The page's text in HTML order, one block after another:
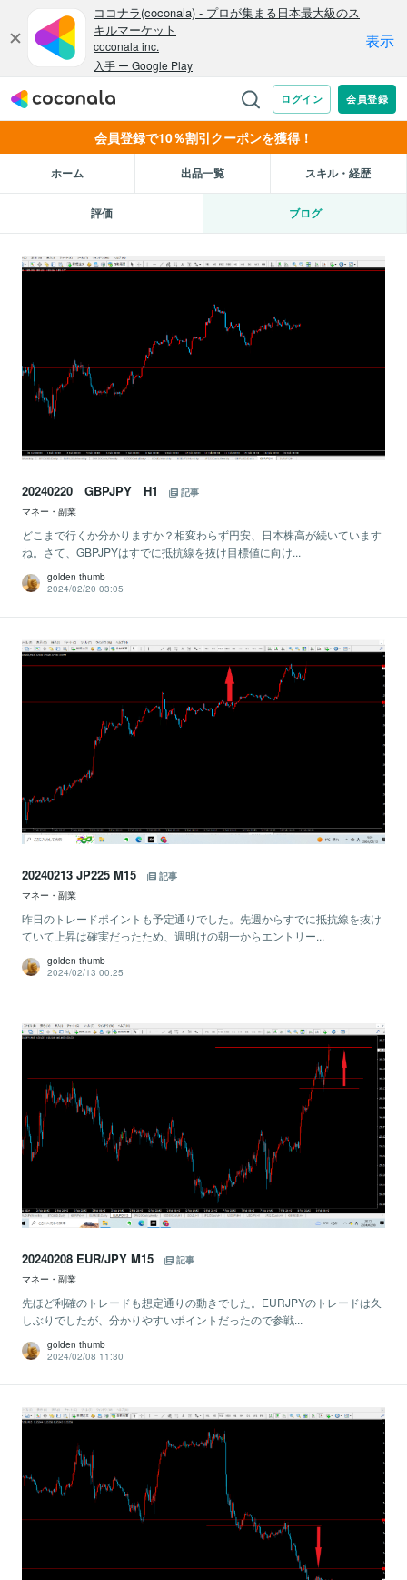
会員登録で10％割引クーポンを獲得！
ホーム 出品一覧 スキル・経歴
評価 ブログ
20240220 GBPJPY H1
記事
マネー・副業
どこまで行くか分かりますか？相変わらず円安、日本株高が続いています
ね。さて、GBPJPYはすでに抵抗線を抜け目標値に向け...
golden thumb
2024/02/20 03:05
20240213 JP225 M15
記事
マネー・副業
昨日のトレードポイントも予定通りでした。先週からすでに抵抗線を抜け
ていて上昇は確実だったため、週明けの朝一からエントリー...
golden thumb
2024/02/13 00:25
20240208 EUR/JPY M15
記事
マネー・副業
先ほど利確のトレードも想定通りの動きでした。EURJPYのトレードは久
しぶりでしたが、分かりやすいポイントだったので参戦...
golden thumb
2024/02/08 11:30